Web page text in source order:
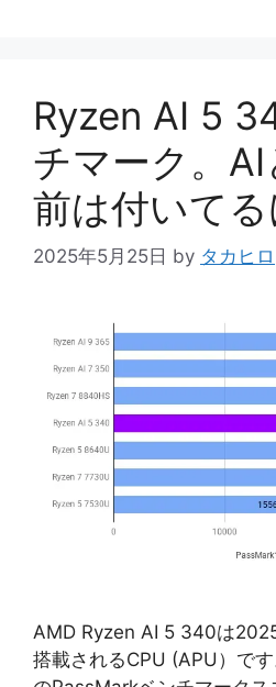
Ryzen AI 5
チマーク。AI
前は付いてる
2025年5月25日 by タカヒロ
AMD Ryzen AI 5 340は
搭載されるCPU (APU）で